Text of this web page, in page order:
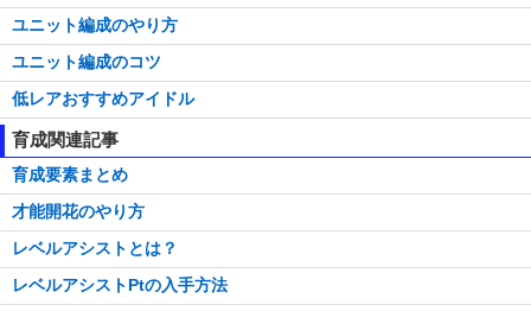
ユニット編成のやり方
ユニット編成のコツ
低レアおすすめアイドル
育成関連記事
育成要素まとめ
才能開花のやり方
レベルアシストとは？
レベルアシストPtの入手方法